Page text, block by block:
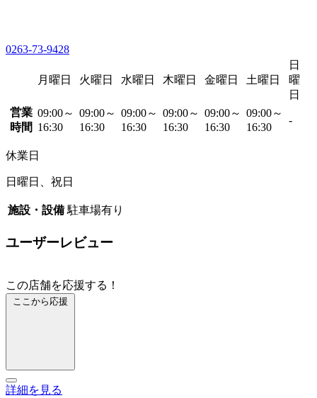
0263-73-9428
月曜日 火曜日 水曜日 木曜日 金曜日 土曜日
日
曜
日
営業
時間
09:00～
16:30
09:00～
16:30
09:00～
16:30
09:00～
16:30
09:00～
16:30
09:00～
16:30
-
休業日
日曜日、祝日
施設・設備 駐車場有り
ユーザーレビュー
この店舗を応援する！
ここから応援
詳細を見る